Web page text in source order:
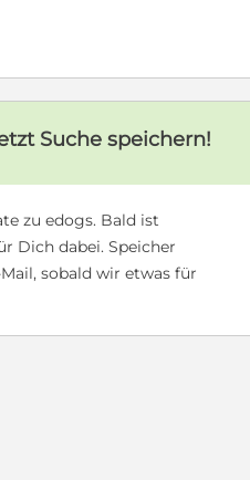
Suche speichern!
zu edogs. Bald ist
Dich dabei. Speicher
sobald wir etwas für